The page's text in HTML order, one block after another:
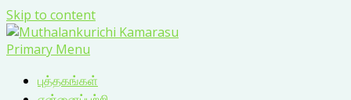
Skip to content
Primary Menu
புத்தகங்கள்